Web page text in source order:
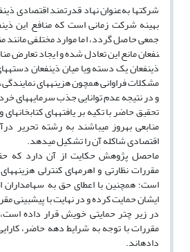
شرکتها به‌عنوان نهاد قدرتمند اقتصادی
بهینه شرکت زمانی است که منافع این
نفعان مانع این تعادل شده و ایجاد تعارض
ذی­نفعان یک دسته ویا میان ذی­نفعان
مشکلات فراوانی هم­چون هزینه­های
و در نتیجه عدم توانایی جذب سرمایه­های
تحقیق حاضر با تکیه بر یافته­های
منابعی به­روز می­باشند به رشته تحریر
اقتصادی شاکله آن را تشکیل می­دهد.
ماحصل پژوهش حکایت از آن دارد که
مقررات نظارتی و اهرم­های کنترلی
است؛ هم­چنین با اعطای حق به سهام­داران
ایشان حمایت کرده و در نهایت با پیش­بینی
در زیر چتر حمایتی خویش قرار داده
مقررات با توجه به شرایط دهه حاضر،
داده­اند.